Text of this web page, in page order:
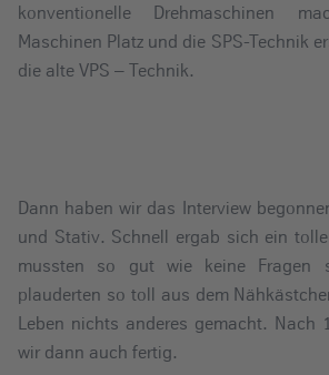
konventionelle Drehmaschinen
Maschinen Platz und die SPS-Technik
die alte VPS – Technik.
Dann haben wir das Interview
und Stativ. Schnell ergab sich ein
mussten so gut wie keine Fragen
plauderten so toll aus dem
Leben nichts anderes gemacht. Nach
wir dann auch fertig.